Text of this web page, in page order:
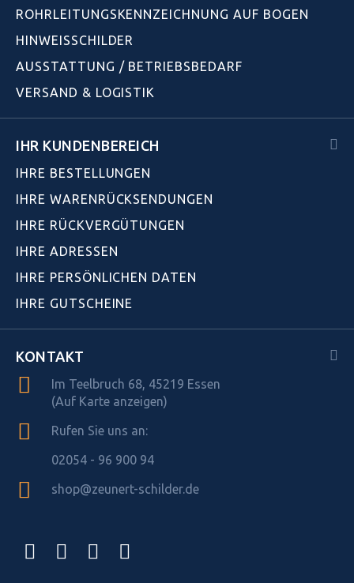
ROHRLEITUNGSKENNZEICHNUNG AUF BOGEN
HINWEISSCHILDER
AUSSTATTUNG / BETRIEBSBEDARF
VERSAND & LOGISTIK
IHR KUNDENBEREICH
IHRE BESTELLUNGEN
IHRE WARENRÜCKSENDUNGEN
IHRE RÜCKVERGÜTUNGEN
IHRE ADRESSEN
IHRE PERSÖNLICHEN DATEN
IHRE GUTSCHEINE
KONTAKT
Im Teelbruch 68, 45219 Essen
(Auf Karte anzeigen)
Rufen Sie uns an:
02054 - 96 900 94
shop@zeunert-schilder.de